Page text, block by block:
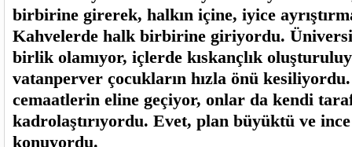
birbirine girerek, halkın içine, iyice
Kahvelerde halk birbirine giriyordu.
birlik olamıyor, içlerde kıskançlık
vatanperver çocukların hızla önü
cemaatlerin eline geçiyor, onlar da kendi
kadrolaştırıyordu. Evet, plan büyüktü ve
konuyordu.